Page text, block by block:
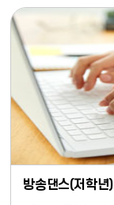
방송댄스(저학년)